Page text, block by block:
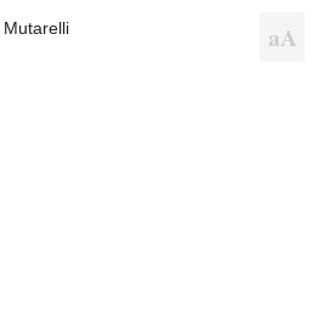
Mutarelli